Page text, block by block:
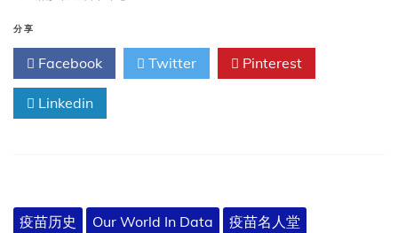
现
在：
麻
疹、
错
历
史
分享
Facebook Twitter Pinterest
Linkedin
疫苗历史 Our World In Data
疫苗名人堂